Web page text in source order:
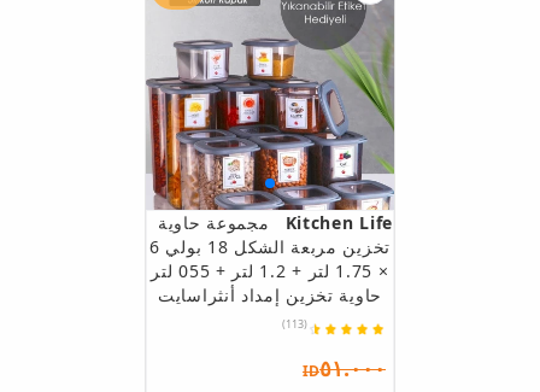
Kitchen Life
مجموعة حاوية
تخزين مربعة الشكل 18 بولي 6
× 1.75 لتر + 1.2 لتر + 055 لتر
حاوية تخزين إمداد أنثراسايت
(113)
ID٥١.٠٠٠